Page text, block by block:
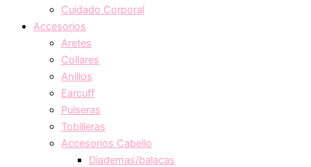
Cuidado Corporal
Accesorios
Aretes
Collares
Anillos
Earcuff
Pulseras
Tobilleras
Accesorios Cabello
Diademas/balacas